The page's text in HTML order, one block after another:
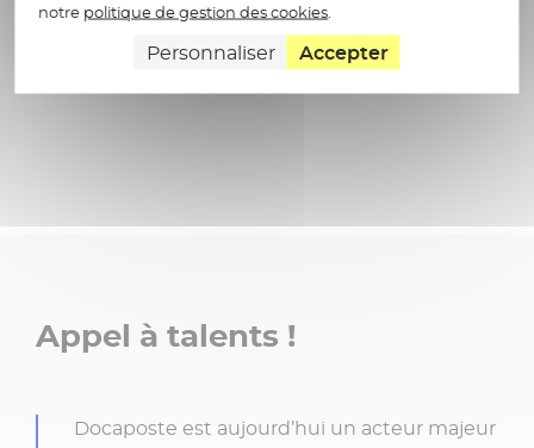
durable en cultivant un dialogue social
transparent et en garantissant un cadre de
travail protecteur, propice à l'épanouissement
de chacun.
Diversité, Équité & Inclusion
Appel à talents !
Docaposte est aujourd’hui un acteur majeur
notre politique de gestion des cookies
Personnaliser Accepter